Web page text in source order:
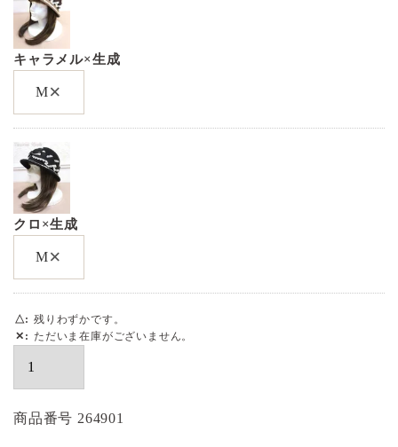
キャラメル×生成
M×
クロ×生成
M×
△
残りわずかです。
✕
ただいま在庫がございません。
商品番号 264901